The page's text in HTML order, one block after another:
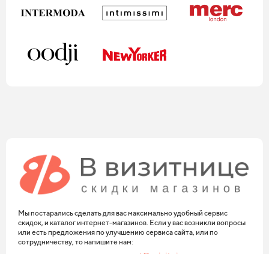
Мы постарались сделать для вас максимально удобный сервис
скидок, и каталог интернет-магазинов. Если у вас возникли вопросы
или есть предложения по улучшению сервиса сайта, или по
сотрудничеству, то напишите нам: